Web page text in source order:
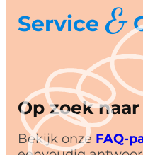
Service&
Op zoek
Bekijk onze FAQ-